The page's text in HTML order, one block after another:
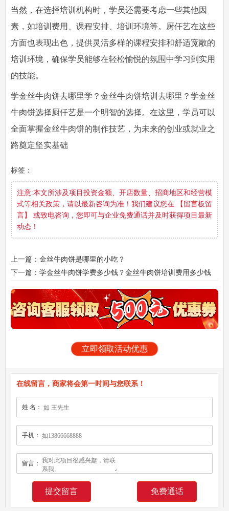
当然，在选择培训机构时，学员还需要考虑一些其他因
素，如培训费用、课程安排、培训环境等。厨仟艺在这些
方面也表现出色，提供灵活多样的课程安排和舒适宽敞的
培训环境，确保学员能够在轻松愉悦的氛围中学习到实用
的技能。
学金丝牛肉饼去哪里学？金丝牛肉饼培训去哪里？学金丝
牛肉饼选择厨仟艺是一个明智的选择。在这里，学员可以
全面掌握金丝牛肉饼的制作技艺，为未来的创业或就业之
路奠定坚实基础
标签：
注意:本文所涉及项目投资金额、开店数量、招商地区和经营模
式等相关政策，请以最新咨询为准！我们建议您在 【留言板留
言】 或致电咨询，您即可与企业免费通话并及时获得项目最新
动态！
上一篇：金丝牛肉饼是哪里的小吃？
下一篇：学金丝牛肉饼学费多少钱？金丝牛肉饼培训费用多少钱
立即领取活动优惠
在线留言，商家将会第一时间与您联系！
姓 名：
手机：
留言：
免费通话